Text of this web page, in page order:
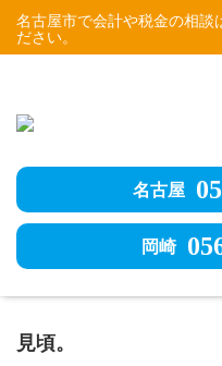
名古屋市で会計や税金の相談
ださい。
名古屋
岡崎
見頃。